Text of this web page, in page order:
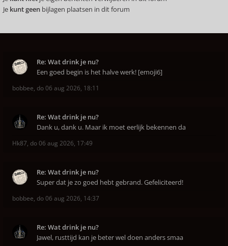
Je kunt geen bijlagen plaatsen in dit forum
Re: Wat drink je nu?
Een goed begin is het halve werk! [emoji6]
bobbee, do 06 aug 2026, 18:11
Re: Wat drink je nu?
Dank u, dank u. Maar ik moet eerlijk bekennen da
Hk87, do 06 aug 2026, 17:49
Re: Wat drink je nu?
Super dat je zo goed hebt gebrand. Gefeliciteerd!
bobbee, do 06 aug 2026, 14:37
Re: Wat drink je nu?
Jawel, rusttijd kan je beter wel doen anders smaa